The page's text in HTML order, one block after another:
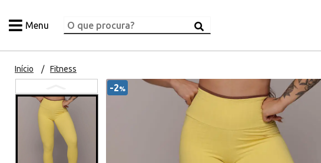
Menu
Início Fitness
-2%